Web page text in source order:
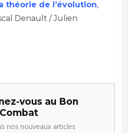
théorie de l’évolution,
Denault / Julien
vous au Bon
Combat
nos nouveaux articles